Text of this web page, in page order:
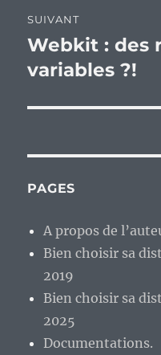
SUIVANT
Publication
suivante :
Webkit : des
variables ?!
PAGES
A propos de
Bien choisir sa
2019
Bien choisir sa
2025
Documentations.